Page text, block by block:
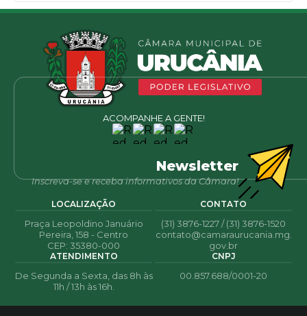
ACOMPANHE A GENTE!
Newsletter
Inscreva-se e receba informativos da Câmara!
LOCALIZAÇÃO
Praça Leopoldino Januário
Pereira, 158 - Centro
CEP: 35380-000
CONTATO
(31) 3876-1227 / (31) 3876-1520
contato@camaraurucania.mg.
gov.br
ATENDIMENTO
De Segunda a Sexta, das 8h às
11h / 13h às 16h.
CNPJ
00.857.688/0001-20